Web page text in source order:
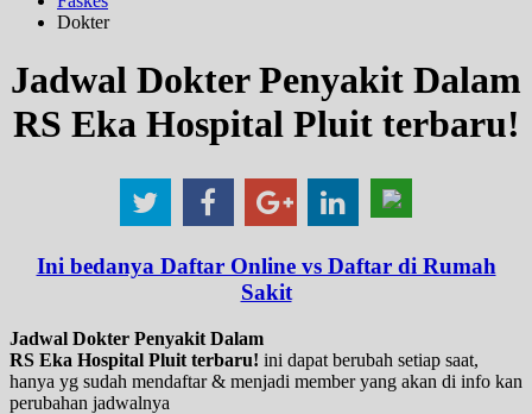
Dokter
Jadwal Dokter Penyakit Dalam
RS Eka Hospital Pluit terbaru!
Ini bedanya Daftar Online vs Daftar di Rumah
Sakit
Jadwal Dokter Penyakit Dalam
RS Eka Hospital Pluit terbaru! ini dapat berubah setiap saat,
hanya yg sudah mendaftar & menjadi member yang akan di info kan
perubahan jadwalnya